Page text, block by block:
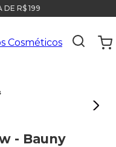
DE R$ 199
- Bauny